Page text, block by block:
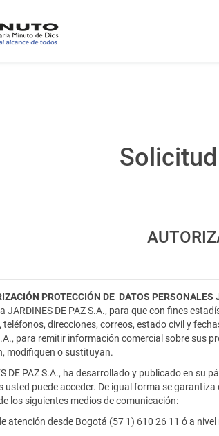
es obligatoria)
PROTECCIÓN DE DATOS PERSONALES
JARDINES DE PAZ S.A., para que con fines
teléfonos, direcciones, correos, estado civil y
para remitir información comercial sobre sus
modifiquen o sustituyan.
DE PAZ S.A., ha desarrollado y publicado en
usted puede acceder. De igual forma se
los siguientes medios de comunicación:
atención desde Bogotá (57 1) 610 26 11 ó a